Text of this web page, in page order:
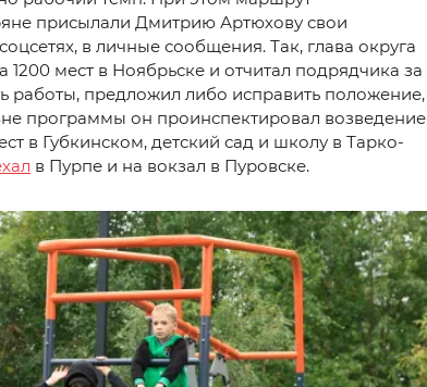
присылали Дмитрию Артюхову свои
в личные сообщения. Так, глава округа
мест в Ноябрьске и отчитал подрядчика за
работы, предложил либо исправить положение,
программы он проинспектировал возведение
в Губкинском, детский сад и школу в Тарко-
в Пурпе и на вокзал в Пуровске.